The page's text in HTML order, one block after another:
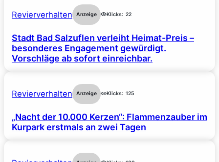
Revierverhalten Anzeige Klicks: 22
Stadt Bad Salzuflen verleiht Heimat-Preis –
besonderes Engagement gewürdigt.
Vorschläge ab sofort einreichbar.
Revierverhalten Anzeige Klicks: 125
„Nacht der 10.000 Kerzen“: Flammenzauber im
Kurpark erstmals an zwei Tagen